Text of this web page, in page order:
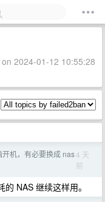
2024-01-12 10:55:28
开机，有必要换成 nas4 天
前
NAS 继续这样用。